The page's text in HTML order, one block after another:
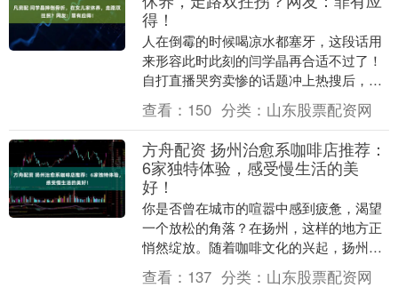
得！
人在倒霉的时候喝凉水都塞牙，这段话用
来形容此时此刻的闫学晶再合适不过了！
自打直播哭穷卖惨的话题冲上热搜后，闫
学晶的生活和事业遭受了双重打击！ 事业
上，她引以为....
查看： 150 分类： 山东股票配资网
方舟配资 扬州治愈系咖啡店推荐：
6家独特体验，感受慢生活的美
好！
你是否曾在城市的喧嚣中感到疲惫，渴望
一个放松的角落？在扬州，这样的地方正
悄然绽放。随着咖啡文化的兴起，扬州的
咖啡店不仅成为品味生活的场所，更是人
们放慢脚步、享受....
查看： 137 分类： 山东股票配资网